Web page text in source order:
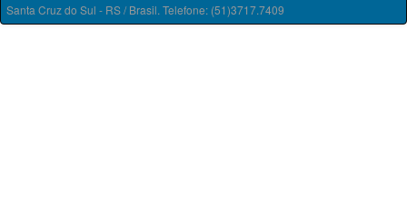
Santa Cruz do Sul - RS / Brasil. Telefone: (51)3717.7409